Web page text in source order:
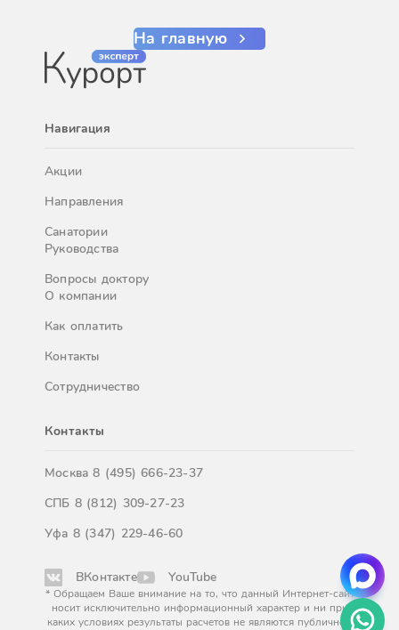
На главную
Навигация
Акции
Направления
Санатории
Руководства
Вопросы доктору
О компании
Как оплатить
Контакты
Сотрудничество
Контакты
Москва8 (495) 666-23-37
СПБ 8 (812) 309-27-23
Уфа 8 (347) 229-46-60
ВКонтакте YouTube
* Обращаем Ваше внимание на то, что данный Интернет-сайт
носит исключительно информационный характер и ни при
каких условиях результаты расчетов не являются публичной